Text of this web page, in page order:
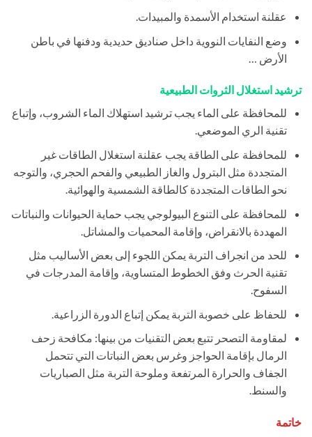
عقلنة استخدام الأسمدة والمبيدات.
وضع النفايات النووية داخل صناديق حديدية ودفنها في باطن
الأرض …
ترشيد استغلال الثروات الطبيعية
للمحافظة على الماء يجب ترشيد استهلاك الماء الشروب، وإتباع
تقنية الري الموضعي.
للمحافظة على الطاقة يجب عقلنة استغلال الطاقات غير
المتجددة مثل البترول والغاز الطبيعي والفحم الحجري، والتوجه
نحو الطاقات المتجددة كالطاقة الشمسية والهوائية.
للمحافظة على التنوع البيولوجي يجب حماية الحيوانات والنباتات
المهددة بالانقراض، وإقامة المحميات والمشاتل.
للحد من انجراف التربة يمكن اللجوء إلى بعض الأساليب مثل
تقنية الحرث وفق الخطوط المتساوية، وإقامة المدرجات في
السفوح.
للحفاظ على خصوبة التربة يمكن إتباع الدورة الزراعية.
لمقاومة التصحر تتبع بعض التقنيات من بينها: مكافحة زحف
الرمال بإقامة الحواجز وغرس بعض النباتات التي تتحمل
الجفاف والحرارة المرتفعة وملوحة التربة مثل الصباريات
والسنط.
خاتمة